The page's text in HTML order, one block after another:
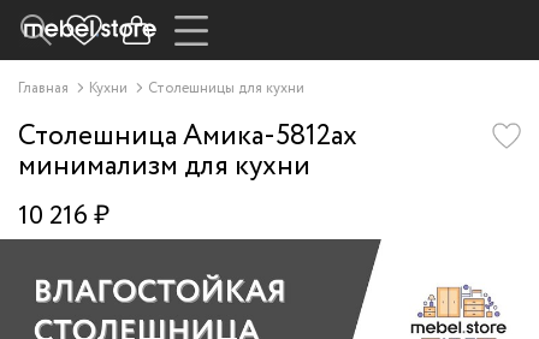
Главная Кухни Столешницы для кухни
Столешница Амика-5812ax
минимализм для кухни
10 216 ₽